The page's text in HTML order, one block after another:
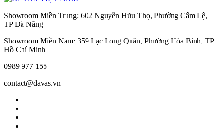
Showroom Miền Trung: 602 Nguyễn Hữu Thọ, Phường Cẩm Lệ,
TP Đà Nẵng
Showroom Miền Nam: 359 Lạc Long Quân, Phường Hòa Bình, TP
Hồ Chí Minh
0989 977 155
contact@davas.vn